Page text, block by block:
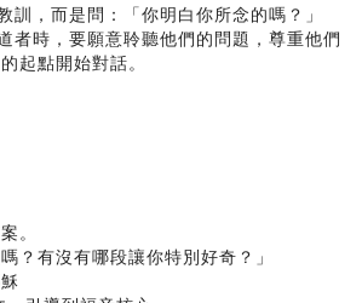
訓，而是問：「你明白你所念的嗎？」
者時，要願意聆聽他們的問題，尊重他們
起點開始對話。
。
？有沒有哪段讓你特別好奇？」